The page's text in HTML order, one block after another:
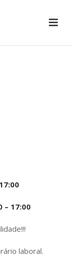
– 17:00
laboral.